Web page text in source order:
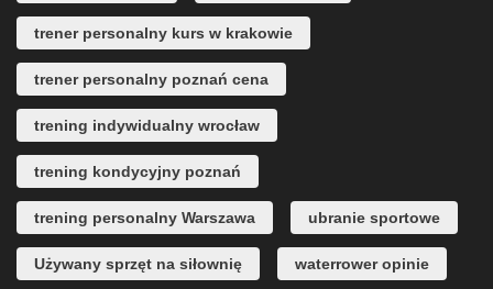
trener personalny kurs w krakowie
trener personalny poznań cena
trening indywidualny wrocław
trening kondycyjny poznań
trening personalny Warszawa ubranie sportowe
Używany sprzęt na siłownię waterrower opinie